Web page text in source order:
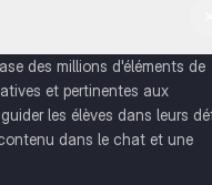
des millions d'éléments de
et pertinentes aux
les élèves dans leurs
dans le chat et une